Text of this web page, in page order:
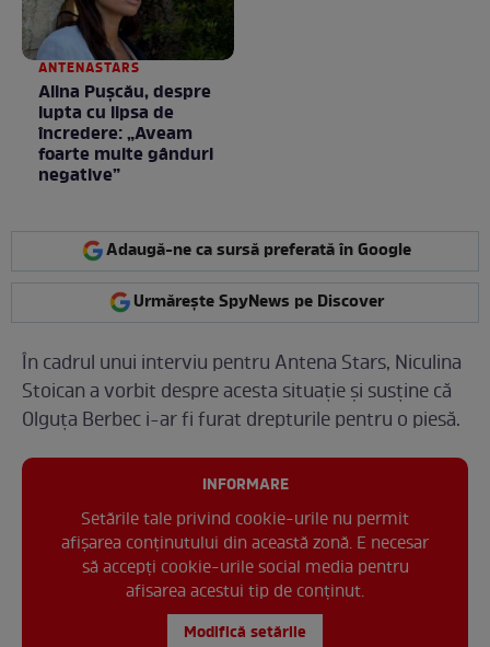
ANTENASTARS
Alina Pușcău, despre
lupta cu lipsa de
încredere: „Aveam
foarte multe gânduri
negative”
Adaugă-ne ca sursă preferată în Google
Urmărește SpyNews pe Discover
În cadrul unui interviu pentru Antena Stars, Niculina
Stoican a vorbit despre acesta situație și susține că
Olguța Berbec i-ar fi furat drepturile pentru o piesă.
INFORMARE
Setările tale privind cookie-urile nu permit
afișarea conținutului din această zonă. E necesar
să accepți cookie-urile social media pentru
afisarea acestui tip de conținut.
Modifică setările